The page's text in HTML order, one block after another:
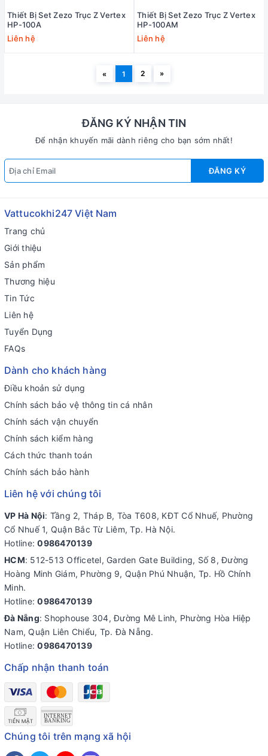
Thiết Bị Set Zezo Trục Z Vertex
HP-100A
Liên hệ
Thiết Bị Set Zezo Trục Z Vertex
HP-100AM
Liên hệ
« 1 2 »
ĐĂNG KÝ NHẬN TIN
Để nhận khuyến mãi dành riêng cho bạn sớm nhất!
ĐĂNG KÝ
Vattucokhi247 Việt Nam
Trang chủ
Giới thiệu
Sản phẩm
Thương hiệu
Tin Tức
Liên hệ
Tuyển Dụng
FAQs
Dành cho khách hàng
Điều khoản sử dụng
Chính sách bảo vệ thông tin cá nhân
Chính sách vận chuyển
Chính sách kiểm hàng
Cách thức thanh toán
Chính sách bảo hành
Liên hệ với chúng tôi
VP Hà Nội: Tầng 2, Tháp B, Tòa T608, KĐT Cổ Nhuế, Phường
Cổ Nhuế 1, Quận Bắc Từ Liêm, Tp. Hà Nội.
Hotline:0986470139
HCM: 512-513 Officetel, Garden Gate Building, Số 8, Đường
Hoàng Minh Giám, Phường 9, Quận Phú Nhuận, Tp. Hồ Chính
Minh.
Hotline:0986470139
Đà Nẵng: Shophouse 304, Đường Mê Linh, Phường Hòa Hiệp
Nam, Quận Liên Chiểu, Tp. Đà Nẵng.
Hotline:0986470139
Chấp nhận thanh toán
Chúng tôi trên mạng xã hội